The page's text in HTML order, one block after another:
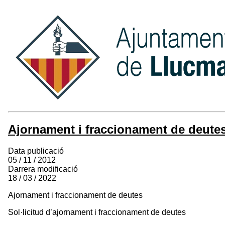
Ajornament i fraccionament de
Data publicació
05 / 11 / 2012
Darrera modificació
18 / 03 / 2022
Ajornament i fraccionament de deutes
Sol·licitud d’ajornament i fraccionament de deutes